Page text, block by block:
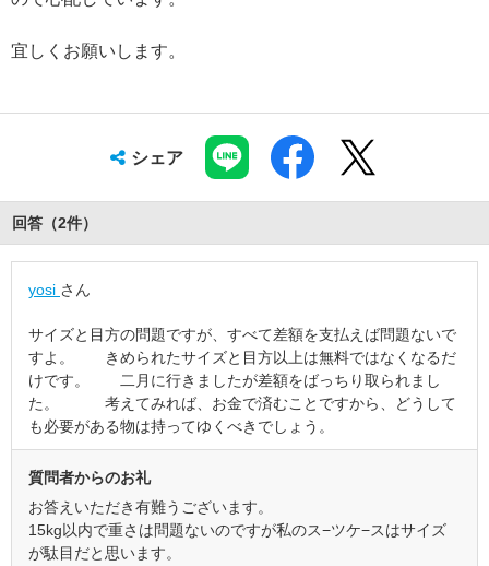
宜しくお願いします。
シェア
回答（2件）
yosi さん
サイズと目方の問題ですが、すべて差額を支払えば問題ないで
すよ。 きめられたサイズと目方以上は無料ではなくなるだ
けです。 二月に行きましたが差額をばっちり取られまし
た。 考えてみれば、お金で済むことですから、どうして
も必要がある物は持ってゆくべきでしょう。
質問者からのお礼
お答えいただき有難うございます。
15kg以内で重さは問題ないのですが私のス−ツケ−スはサイズ
が駄目だと思います。